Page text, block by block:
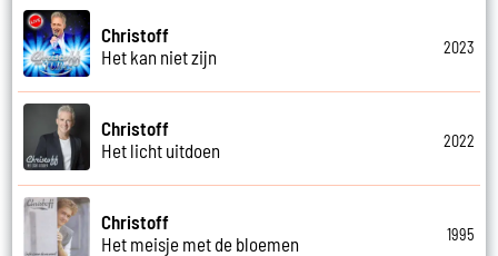
Christoff
Het kan niet zijn
2023
Christoff
Het licht uitdoen
2022
Christoff
Het meisje met de bloemen
1995